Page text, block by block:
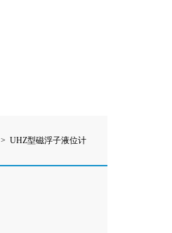
> UHZ型磁浮子液位计